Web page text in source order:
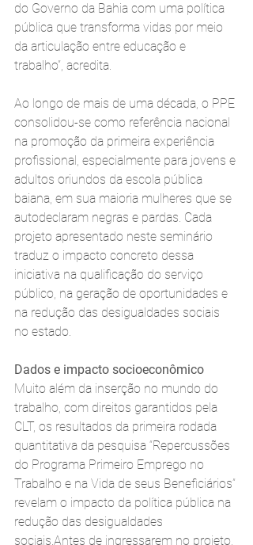
do Governo da Bahia com uma política
pública que transforma vidas por meio
da articulação entre educação e
trabalho”, acredita.
Ao longo de mais de uma década, o PPE
consolidou-se como referência nacional
na promoção da primeira experiência
profissional, especialmente para jovens e
adultos oriundos da escola pública
baiana, em sua maioria mulheres que se
autodeclaram negras e pardas. Cada
projeto apresentado neste seminário
traduz o impacto concreto dessa
iniciativa na qualificação do serviço
público, na geração de oportunidades e
na redução das desigualdades sociais
no estado.
Dados e impacto socioeconômico
Muito além da inserção no mundo do
trabalho, com direitos garantidos pela
CLT, os resultados da primeira rodada
quantitativa da pesquisa “Repercussões
do Programa Primeiro Emprego no
Trabalho e na Vida de seus Beneficiários”
revelam o impacto da política pública na
redução das desigualdades
sociais.Antes de ingressarem no projeto,